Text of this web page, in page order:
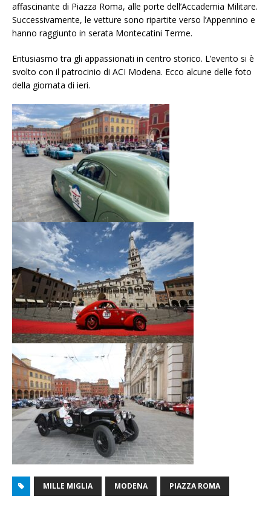
affascinante di Piazza Roma, alle porte dell’Accademia Militare.
Successivamente, le vetture sono ripartite verso l’Appennino e
hanno raggiunto in serata Montecatini Terme.
Entusiasmo tra gli appassionati in centro storico. L’evento si è
svolto con il patrocinio di ACI Modena. Ecco alcune delle foto
della giornata di ieri.
MILLE MIGLIA MODENA PIAZZA ROMA